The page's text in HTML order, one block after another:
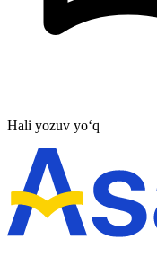
Hali yozuv yo‘q